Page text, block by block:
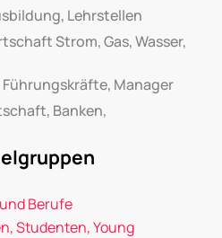
Lehrstellen
Strom, Gas, Wasser,
Manager
Banken,
Berufe
Studenten, Young